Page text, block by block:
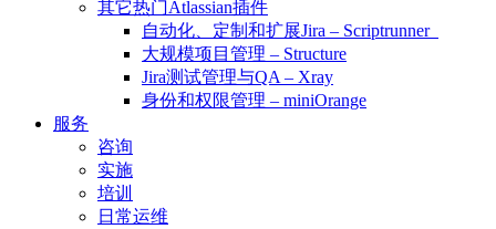
其它热门Atlassian插件
自动化、定制和扩展Jira – Scriptrunner
大规模项目管理 – Structure
Jira测试管理与QA – Xray
身份和权限管理 – miniOrange
服务
咨询
实施
培训
日常运维